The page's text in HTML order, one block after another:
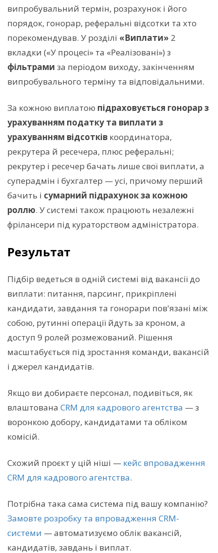
випробувальний термін, розрахунок і його
порядок, гонорар, реферальні відсотки та хто
порекомендував. У розділі «Виплати» 2
вкладки («У процесі» та «Реалізовані») з
фільтрами за періодом виходу, закінченням
випробувального терміну та відповідальними.
За кожною виплатою підраховується гонорар з
урахуванням податку та виплати з
урахуванням відсотків координатора,
рекрутера й ресечера, плюс реферальні;
рекрутер і ресечер бачать лише свої виплати, а
суперадмін і бухгалтер — усі, причому перший
бачить і сумарний підрахунок за кожною
роллю. У системі також працюють незалежні
фрілансери під кураторством адміністратора.
Результат
Підбір ведеться в одній системі від вакансії до
виплати: питання, парсинг, прикріплені
кандидати, завдання та гонорари пов'язані між
собою, рутинні операції йдуть за кроном, а
доступ 9 ролей розмежований. Рішення
масштабується під зростання команди, вакансій
і джерел кандидатів.
Якщо ви добираєте персонал, подивіться, як
влаштована CRM для кадрового агентства — з
воронкою добору, кандидатами та обліком
комісій.
Схожий проєкт у цій ніші — кейс впровадження
CRM для кадрового агентства.
Потрібна така сама система під вашу компанію?
Замовте розробку та впровадження CRM-
системи — автоматизуємо облік вакансій,
кандидатів, завдань і виплат.